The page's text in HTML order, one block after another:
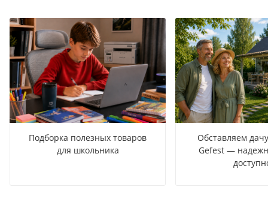
Подборка полезных товаров
для школьника
Обставляем
Gefest —